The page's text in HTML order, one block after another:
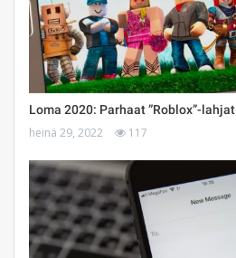
Loma 2020: Parhaat ”Roblox”-lahjat
heinä 29, 2022 117